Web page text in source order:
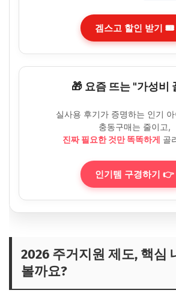
겜스고 할인 받기 🎟️
🎁 요즘 뜨는 "가성비
실사용 후기가 증명하는 인기
충동구매는 줄이고,
진짜 필요한 것만 똑똑하게 골
인기템 구경하기 👉
2026 주거지원 제도, 핵심
볼까요?